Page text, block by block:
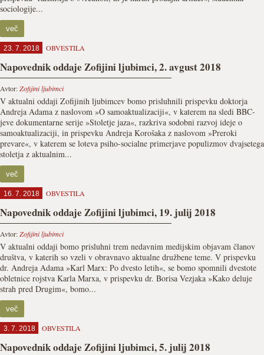
sociologije...
več
23. 7. 2018 OBVESTILA
Napovednik oddaje Zofijini ljubimci, 2. avgust 2018
Avtor:Zofijini ljubimci
V aktualni oddaji Zofijinih ljubimcev bomo prisluhnili prispevku doktorja
Andreja Adama z naslovom »O samoaktualizaciji«, v katerem na sledi BBC-
jeve dokumentarne serije »Stoletje jaza«, razkriva sodobni razvoj ideje o
samoaktualizaciji, in prispevku Andreja Korošaka z naslovom »Preroki
prevare«, v katerem se loteva psiho-socialne primerjave populizmov dvajsetega
stoletja z aktualnim...
več
16. 7. 2018 OBVESTILA
Napovednik oddaje Zofijini ljubimci, 19. julij 2018
Avtor:Zofijini ljubimci
V aktualni oddaji bomo prisluhni trem nedavnim medijskim objavam članov
društva, v katerih so vzeli v obravnavo aktualne družbene teme. V prispevku
dr. Andreja Adama »Karl Marx: Po dvesto letih«, se bomo spomnili dvestote
obletnice rojstva Karla Marxa, v prispevku dr. Borisa Vezjaka »Kako deluje
strah pred Drugim«, bomo...
več
3. 7. 2018 OBVESTILA
Napovednik oddaje Zofijini ljubimci, 5. julij 2018